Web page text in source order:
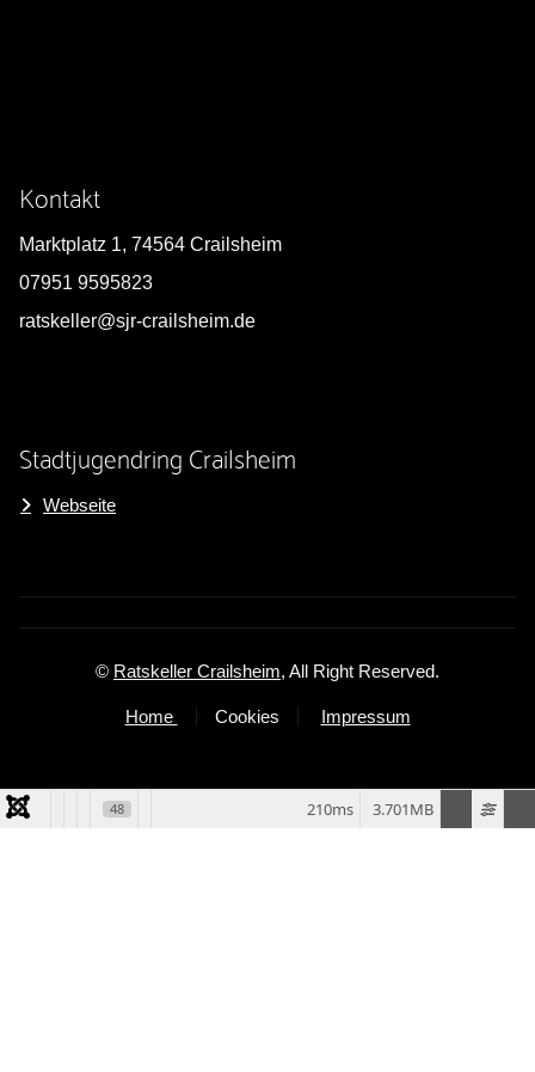
Kontakt
Marktplatz 1, 74564 Crailsheim
07951 9595823
ratskeller@sjr-crailsheim.de
Stadtjugendring Crailsheim
Webseite
© Ratskeller Crailsheim, All Right Reserved.
Home Cookies Impressum
48 3.701MB
210ms